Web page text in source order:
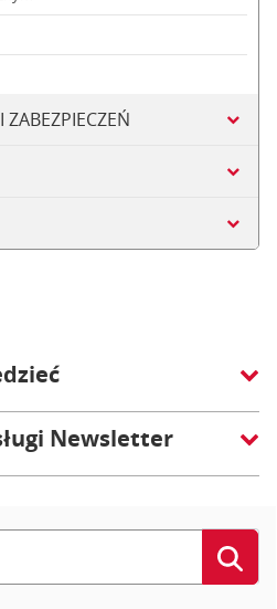
Newsletter